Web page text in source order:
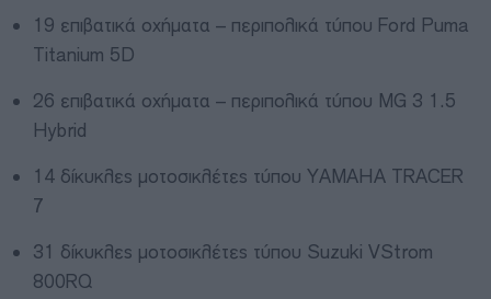
19 επιβατικά οχήματα – περιπολικά τύπου Ford Puma
Titanium 5D
26 επιβατικά οχήματα – περιπολικά τύπου MG 3 1.5
Hybrid
14 δίκυκλες μοτοσικλέτες τύπου YAMAHA TRACER
7
31 δίκυκλες μοτοσικλέτες τύπου Suzuki VStrom
800RQ